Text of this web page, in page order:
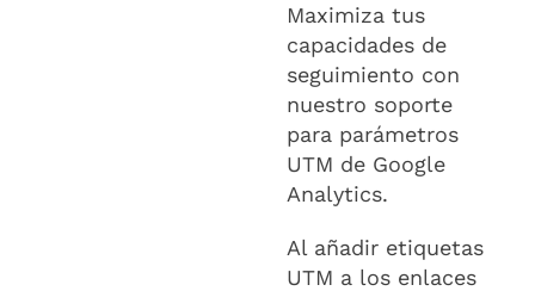
Maximiza tus
capacidades de
seguimiento con
nuestro soporte
para parámetros
UTM de Google
Analytics.
Al añadir etiquetas
UTM a los enlaces